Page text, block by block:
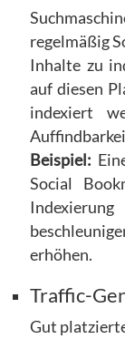
regelmäßig
Inhalte zu
auf diesen
indexiert
Beispiel:
Social
erhöhen.
Traffic-
Gut